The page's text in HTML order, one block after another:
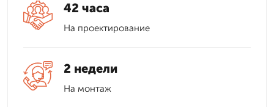
42 часа
На проектирование
2 недели
На монтаж